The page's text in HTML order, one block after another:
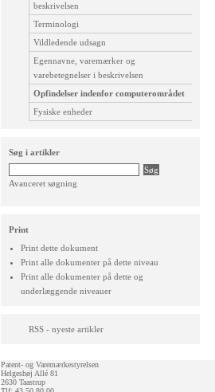
beskrivelsen
Terminologi
Vildledende udsagn
Egennavne, varemærker og
varebetegnelser i beskrivelsen
Opfindelser indenfor computerområdet
Fysiske enheder
Søg i artikler
Avanceret søgning
Print
Print dette dokument
Print alle dokumenter på dette niveau
Print alle dokumenter på dette og
underlæggende niveauer
RSS - nyeste artikler
Patent- og Varemærkestyrelsen
Helgeshøj Allé 81
2630 Taastrup